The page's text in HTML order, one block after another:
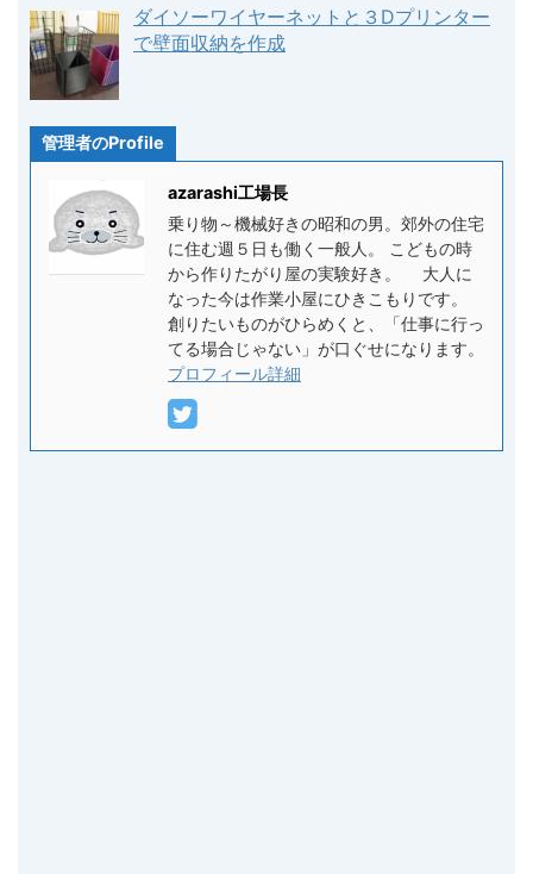
ダイソーワイヤーネットと３Dプリンター
で壁面収納を作成
管理者のProfile
azarashi工場長
乗り物～機械好きの昭和の男。郊外の住宅
に住む週５日も働く一般人。 こどもの時
から作りたがり屋の実験好き。 大人に
なった今は作業小屋にひきこもりです。
創りたいものがひらめくと、「仕事に行っ
てる場合じゃない」が口ぐせになります。
プロフィール詳細